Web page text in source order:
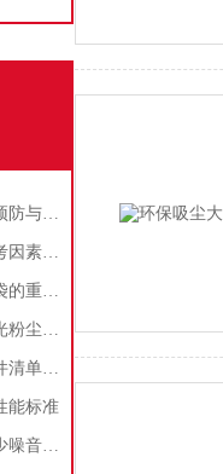
探讨脉冲反吹集尘器故障预防与维护要点
选购粉尘集尘机时这些参考因素很重要！
锂电池粉尘除尘器更换布袋的重要性与方法
怎样挑选一个好的打磨抛光粉尘吸尘器
脉冲反吹集尘机常用易损件清单与更换周期建议
能标准
防爆型工业集尘器如何减少噪音?三个方法轻松解决